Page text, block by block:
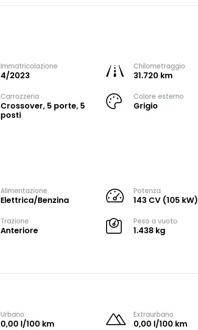
Immatricolazione
4/2023
Chilometraggio
31.720 km
Carrozzeria
Crossover, 5 porte, 5
posti
Colore esterno
Grigio
Alimentazione
Elettrica/Benzina
Potenza
143 CV (105 kW)
Trazione
Anteriore
Peso a vuoto
1.438 kg
Urbano
0,00 l/100 km
Extraurbano
0,00 l/100 km